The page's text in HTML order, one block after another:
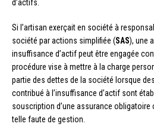
d’actifs.
Si l’artisan exerçait en société à
société par actions simplifiée (SAS), une
insuffisance d’actif peut être engagée
procédure vise à mettre à la charge
partie des dettes de la société lorsque
contribué à l’insuffisance d’actif sont
souscription d’une assurance
telle faute de gestion.